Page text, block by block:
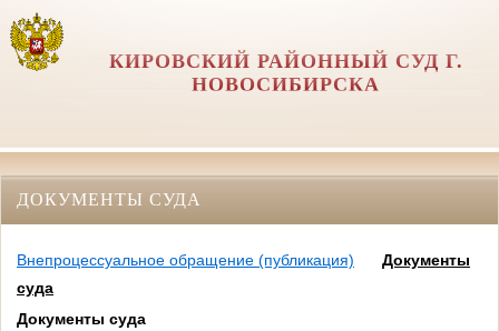
КИРОВСКИЙ РАЙОННЫЙ СУД Г.
НОВОСИБИРСКА
ДОКУМЕНТЫ СУДА
Внепроцессуальное обращение (публикация)
Документы
суда
Документы суда